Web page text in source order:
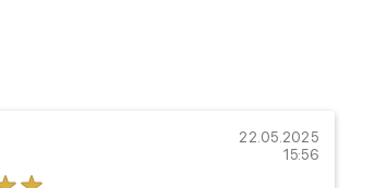
22.05.2025
15:56